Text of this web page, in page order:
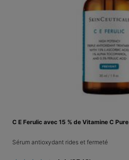
C E Ferulic avec 15 % de Vitamine C Pure
Sérum antioxydant rides et fermeté